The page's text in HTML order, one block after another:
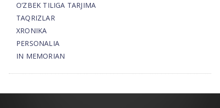
O’ZBEK TILIGA TARJIMA
TAQRIZLAR
XRONIKA
PERSONALIA
IN MEMORIAN